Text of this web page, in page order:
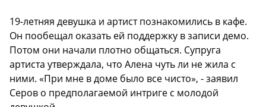
19-летняя девушка и артист познакомились в кафе.
Он пообещал оказать ей поддержку в записи демо.
Потом они начали плотно общаться. Супруга
артиста утверждала, что Алена чуть ли не жила с
ними. «При мне в доме было все чисто», - заявил
Серов о предполагаемой интриге с молодой